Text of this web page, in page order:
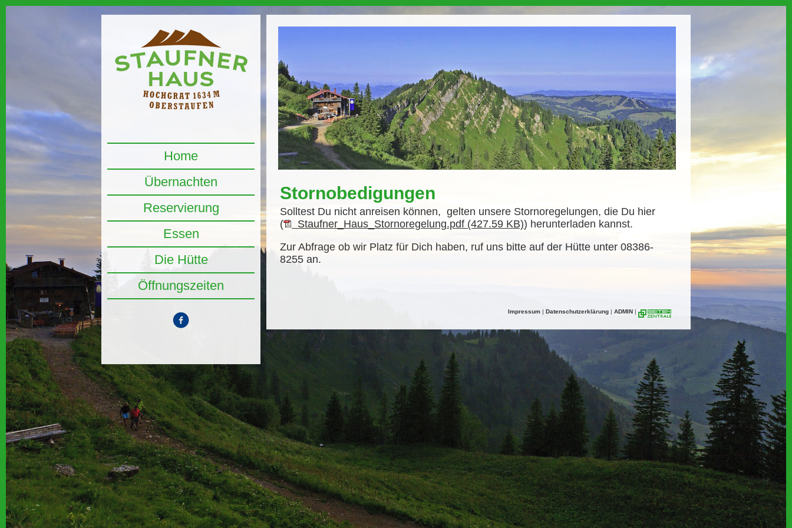
Home
Übernachten
Reservierung
Essen
Die Hütte
Öffnungszeiten
Stornobedigungen
Solltest Du nicht anreisen können, gelten unsere Stornoregelungen, die Du hier
(
Staufner_Haus_Stornoregelung.pdf (427.59 KB)) herunterladen kannst.
Zur Abfrage ob wir Platz für Dich haben, ruf uns bitte auf der Hütte unter 08386-
8255 an.
Impressum | Datenschutzerklärung | ADMIN |